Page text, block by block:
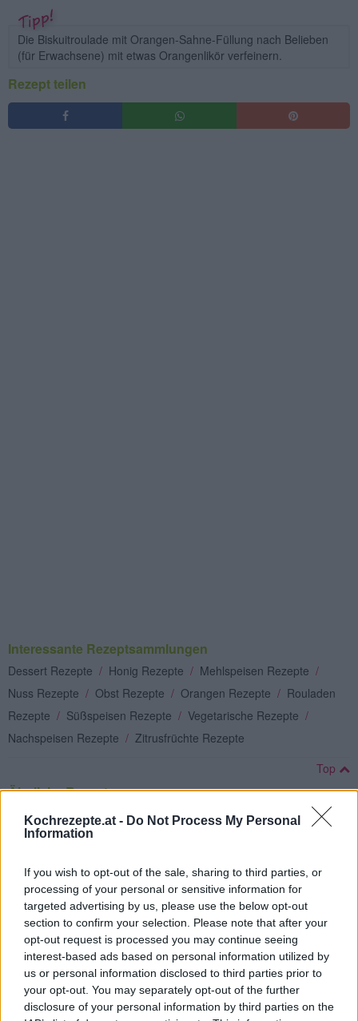
Kochrezepte.at - Do Not Process My Personal
Information
If you wish to opt-out of the sale, sharing to third parties, or
processing of your personal or sensitive information for
targeted advertising by us, please use the below opt-out
section to confirm your selection. Please note that after your
opt-out request is processed you may continue seeing
interest-based ads based on personal information utilized by
us or personal information disclosed to third parties prior to
your opt-out. You may separately opt-out of the further
disclosure of your personal information by third parties on the
Die Biskuitroulade mit Orangen-Sahne-Füllung nach Belieben
(für Erwachsene) mit etwas Orangenlikör verfeinern.
Rezept teilen
Interessante Rezeptsammlungen
Dessert Rezepte / Honig Rezepte / Mehlspeisen Rezepte /
Nuss Rezepte / Obst Rezepte / Orangen Rezepte / Rouladen
Rezepte / Süßspeisen Rezepte / Vegetarische Rezepte /
Nachspeisen Rezepte / Zitrusfrüchte Rezepte
Top
Ähnliche Rezepte
Streuselkugeln
Leicht
Keks-Creme Gelado Bolacha
Leicht
Kinder Country-Dessert
Leicht